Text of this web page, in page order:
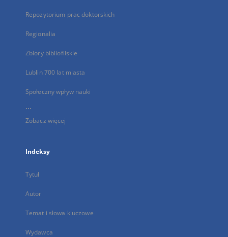
Repozytorium prac doktorskich
Regionalia
Zbiory bibliofilskie
Lublin 700 lat miasta
Społeczny wpływ nauki
...
Zobacz więcej
Indeksy
Tytuł
Autor
Temat i słowa kluczowe
Wydawca